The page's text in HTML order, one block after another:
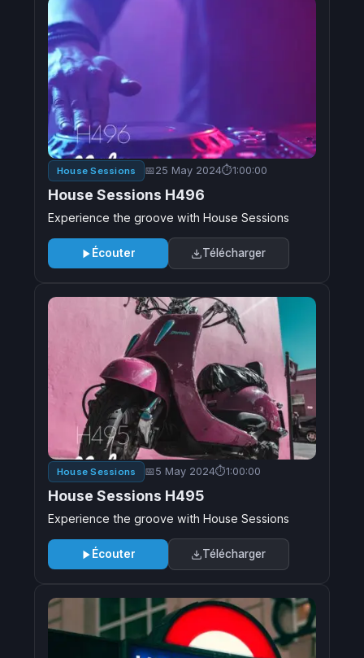
House Sessions 25 May 2024 1:00:00
House Sessions H496
Experience the groove with House Sessions
Écouter Télécharger
House Sessions 5 May 2024 1:00:00
House Sessions H495
Experience the groove with House Sessions
Écouter Télécharger